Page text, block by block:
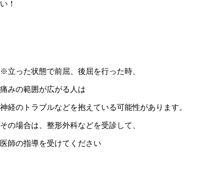
い！
※立った状態で前屈、後屈を行った時、
痛みの範囲が広がる人は
神経のトラブルなどを抱えている可能性があります。
その場合は、整形外科などを受診して、
医師の指導を受けてください